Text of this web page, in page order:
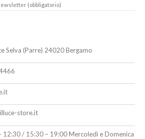
(obbligatorio)
Selva (Parre) 24020 Bergamo
store.it
12:30 / 15:30 – 19:00 Mercoledì e Domenica